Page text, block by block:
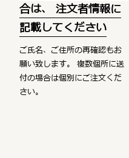
合は、
注文者情報に
記載してください
ご氏名、ご住所の再確認もお
願い致します。 複数個所に送
付の場合は個別にご注文くだ
さい。